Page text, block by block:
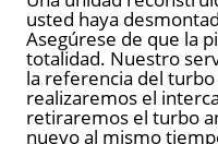
usted haya
Asegúrese de que la
totalidad. Nuestro
la referencia del
realizaremos el
retiraremos el turbo
nuevo al mismo